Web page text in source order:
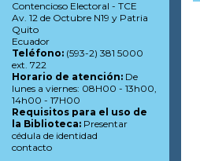
Contencioso Electoral - TCE
Av. 12 de Octubre N19 y Patria
Quito
Ecuador
Teléfono: (593-2) 381 5000
ext. 722
Horario de atención: De
lunes a viernes: 08H00 - 13h00,
14h00 - 17H00
Requisitos para el uso de
la Biblioteca: Presentar
cédula de identidad
contacto